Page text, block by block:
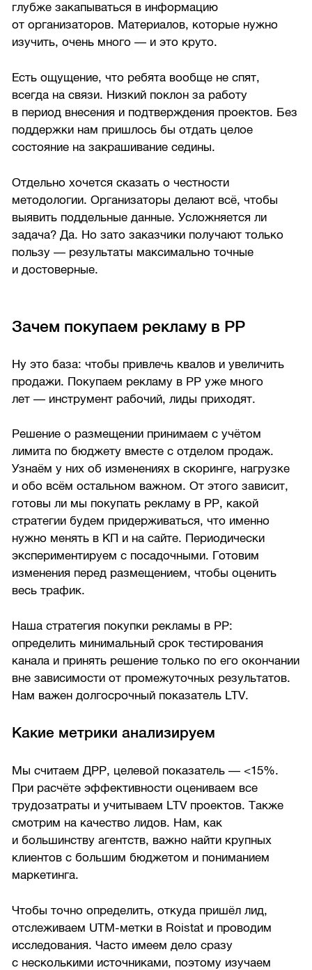
глубже закапываться в информацию
от организаторов. Материалов, которые нужно
изучить, очень много — и это круто.
Есть ощущение, что ребята вообще не спят,
всегда на связи. Низкий поклон за работу
в период внесения и подтверждения проектов. Без
поддержки нам пришлось бы отдать целое
состояние на закрашивание седины.
Отдельно хочется сказать о честности
методологии. Организаторы делают всё, чтобы
выявить поддельные данные. Усложняется ли
задача? Да. Но зато заказчики получают только
пользу — результаты максимально точные
и достоверные.
Зачем покупаем рекламу в РР
Ну это база: чтобы привлечь квалов и увеличить
продажи. Покупаем рекламу в РР уже много
лет — инструмент рабочий, лиды приходят.
Решение о размещении принимаем с учётом
лимита по бюджету вместе с отделом продаж.
Узнаём у них об изменениях в скоринге, нагрузке
и обо всём остальном важном. От этого зависит,
готовы ли мы покупать рекламу в РР, какой
стратегии будем придерживаться, что именно
нужно менять в КП и на сайте. Периодически
экспериментируем с посадочными. Готовим
изменения перед размещением, чтобы оценить
весь трафик.
Наша стратегия покупки рекламы в РР:
определить минимальный срок тестирования
канала и принять решение только по его окончании
вне зависимости от промежуточных результатов.
Нам важен долгосрочный показатель LTV.
Какие метрики анализируем
Мы считаем ДРР, целевой показатель — <15%.
При расчёте эффективности оцениваем все
трудозатраты и учитываем LTV проектов. Также
смотрим на качество лидов. Нам, как
и большинству агентств, важно найти крупных
клиентов с большим бюджетом и пониманием
маркетинга.
Чтобы точно определить, откуда пришёл лид,
отслеживаем UTM-метки в Roistat и проводим
исследования. Часто имеем дело сразу
с несколькими источниками, поэтому изучаем